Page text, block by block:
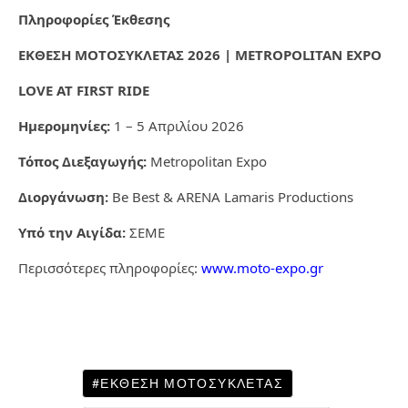
Πληροφορίες Έκθεσης
ΕΚΘΕΣΗ ΜΟΤΟΣΥΚΛΕΤΑΣ 2026 | METROPOLITAN EXPO
LOVE AT FIRST RIDE
Ημερομηνίες: 1 – 5 Απριλίου 2026
Τόπος Διεξαγωγής: Metropolitan Expo
Διοργάνωση: Be Best & ARENA Lamaris Productions
Υπό την Αιγίδα: ΣΕΜΕ
Περισσότερες πληροφορίες: www.moto-expo.gr
ΈΚΘΕΣΗ ΜΟΤΟΣΥΚΛΈΤΑΣ